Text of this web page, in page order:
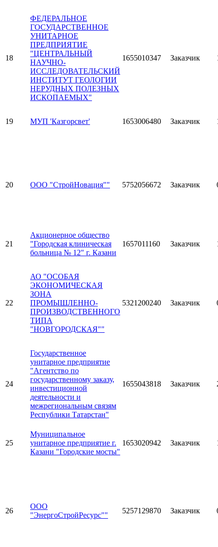
18
ФЕДЕРАЛЬНОЕ
ГОСУДАРСТВЕННОЕ
УНИТАРНОЕ
ПРЕДПРИЯТИЕ
"ЦЕНТРАЛЬНЫЙ
НАУЧНО-
ИССЛЕДОВАТЕЛЬСКИЙ
ИНСТИТУТ ГЕОЛОГИИ
НЕРУДНЫХ ПОЛЕЗНЫХ
ИСКОПАЕМЫХ"
1655010347 Заказчик
19 МУП 'Казгорсвет' 1653006480 Заказчик
20 ООО "СтройНовация"" 5752056672 Заказчик
21
Акционерное общество
"Городская клиническая
больница № 12" г. Казани
1657011160 Заказчик
22
АО "ОСОБАЯ
ЭКОНОМИЧЕСКАЯ
ЗОНА
ПРОМЫШЛЕННО-
ПРОИЗВОДСТВЕННОГО
ТИПА
"НОВГОРОДСКАЯ""
5321200240 Заказчик
24
Государственное
унитарное предприятие
"Агентство по
государственному заказу,
инвестиционной
деятельности и
межрегиональным связям
Республики Татарстан"
1655043818 Заказчик
25
Муниципальное
унитарное предприятие г.
Казани "Городские мосты"
1653020942 Заказчик
26
ООО
"ЭнергоСтройРесурс""
5257129870 Заказчик